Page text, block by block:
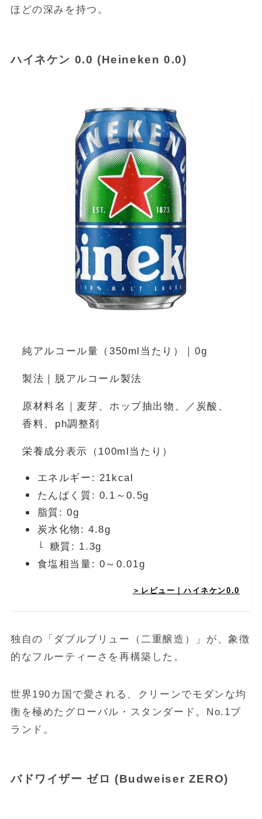
ほどの深みを持つ。
ハイネケン 0.0 (Heineken 0.0)
純アルコール量（350ml当たり）｜0g
製法｜脱アルコール製法
原材料名｜麦芽、ホップ抽出物、／炭酸、
香料、ph調整剤
栄養成分表示（100ml当たり）
エネルギー: 21kcal
たんぱく質: 0.1～0.5g
脂質: 0g
炭水化物: 4.8g
糖質: 1.3g
食塩相当量: 0～0.01g
＞レビュー｜ハイネケン0.0
独自の「ダブルブリュー（二重醸造）」が、象徴
的なフルーティーさを再構築した。
世界190カ国で愛される、クリーンでモダンな均
衡を極めたグローバル・スタンダード。No.1ブ
ランド。
バドワイザー ゼロ (Budweiser ZERO)